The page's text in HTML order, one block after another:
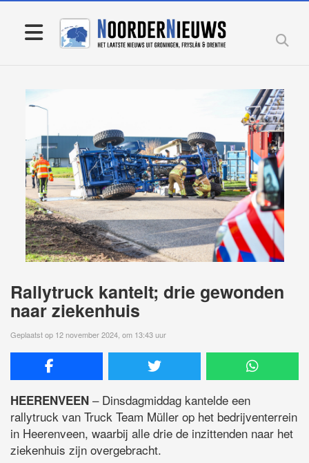
Rallytruck kantelt; drie gewonden
naar ziekenhuis
Geplaatst op 12 november 2024, om 13:43 uur
HEERENVEEN – Dinsdagmiddag kantelde een
rallytruck van Truck Team Müller op het bedrijventerrein
in Heerenveen, waarbij alle drie de inzittenden naar het
ziekenhuis zijn overgebracht.